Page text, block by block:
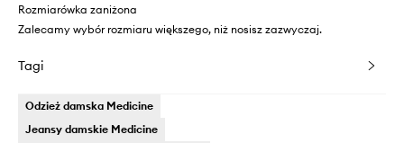
Rozmiarówka zaniżona
Zalecamy wybór rozmiaru większego, niż nosisz zazwyczaj.
Tagi
Odzież damska Medicine
Jeansy damskie Medicine